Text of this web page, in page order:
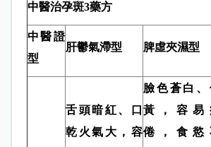
中醫治孕斑3藥方
中醫證
型
肝鬱氣滯型 脾虛夾濕型
舌頭暗紅、口
乾火氣大，容
臉色蒼白、
黃，容易
倦，食慾